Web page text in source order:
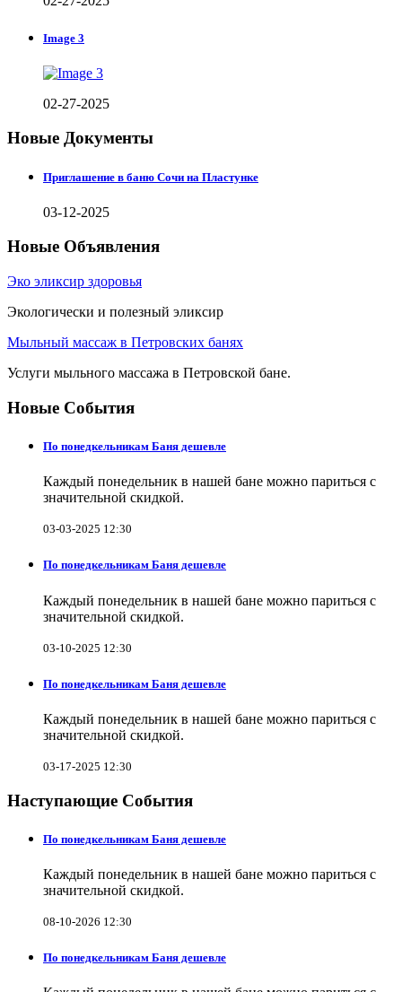
Image 3
02-27-2025
Новые Документы
Приглашение в баню Сочи на Пластунке
03-12-2025
Новые Объявления
Эко эликсир здоровья
Экологически и полезный эликсир
Мыльный массаж в Петровских банях
Услуги мыльного массажа в Петровской бане.
Новые События
По понедкельникам Баня дешевле
Каждый понедельник в нашей бане можно париться с
значительной скидкой.
03-03-2025 12:30
По понедкельникам Баня дешевле
Каждый понедельник в нашей бане можно париться с
значительной скидкой.
03-10-2025 12:30
По понедкельникам Баня дешевле
Каждый понедельник в нашей бане можно париться с
значительной скидкой.
03-17-2025 12:30
Наступающие События
По понедкельникам Баня дешевле
Каждый понедельник в нашей бане можно париться с
значительной скидкой.
08-10-2026 12:30
По понедкельникам Баня дешевле